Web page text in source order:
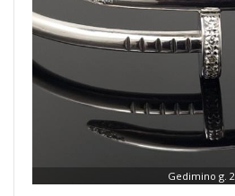
Gedimino g. 2